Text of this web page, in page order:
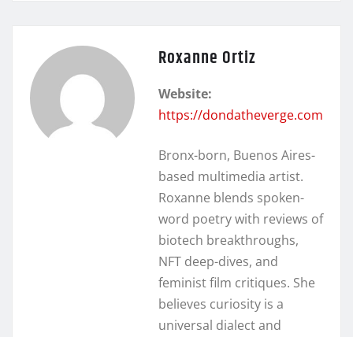
Roxanne Ortiz
Website:
https://dondatheverge.com
Bronx-born, Buenos Aires-
based multimedia artist.
Roxanne blends spoken-
word poetry with reviews of
biotech breakthroughs,
NFT deep-dives, and
feminist film critiques. She
believes curiosity is a
universal dialect and